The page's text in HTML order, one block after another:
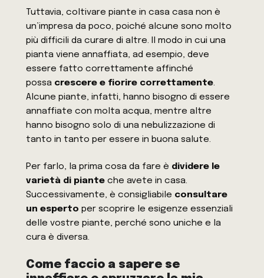
Tuttavia, coltivare piante in casacasa non è
un’impresa da poco, poiché alcune sono molto
più difficili da curare di altre. Il modo in cui una
pianta viene annaffiata, ad esempio, deve
essere fatto correttamente affinché
possa crescere e fiorire correttamente.
Alcune piante, infatti, hanno bisogno di essere
annaffiate con molta acqua, mentre altre
hanno bisogno solo di una nebulizzazione di
tanto in tanto per essere in buona salute.
Per farlo, la prima cosa da fare è dividere le
varietà di piante che avete in casa.
Successivamente, è consigliabile consultare
un esperto per scoprire le esigenze essenziali
delle vostre piante, perché sono uniche e la
cura è diversa.
Come faccio a sapere se